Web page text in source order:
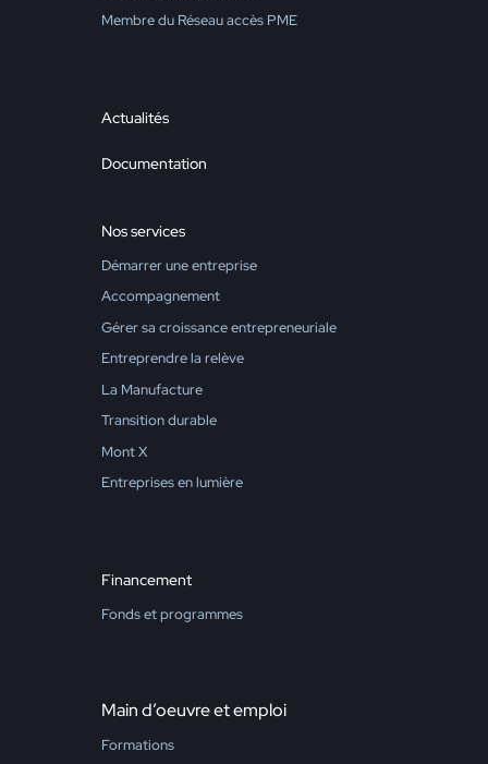
Membre du Réseau accès PME
Actualités
Documentation
Nos services
Démarrer une entreprise
Accompagnement
Gérer sa croissance entrepreneuriale
Entreprendre la relève
La Manufacture
Transition durable
Mont X
Entreprises en lumière
Financement
Fonds et programmes
Main d’oeuvre et emploi
Formations